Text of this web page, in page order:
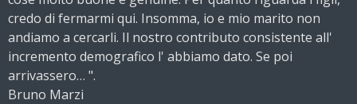
credo di fermarmi qui. Insomma, io e mio marito non
andiamo a cercarli. Il nostro contributo consistente all'
incremento demografico l' abbiamo dato. Se poi
arrivassero… ".
Bruno Marzi